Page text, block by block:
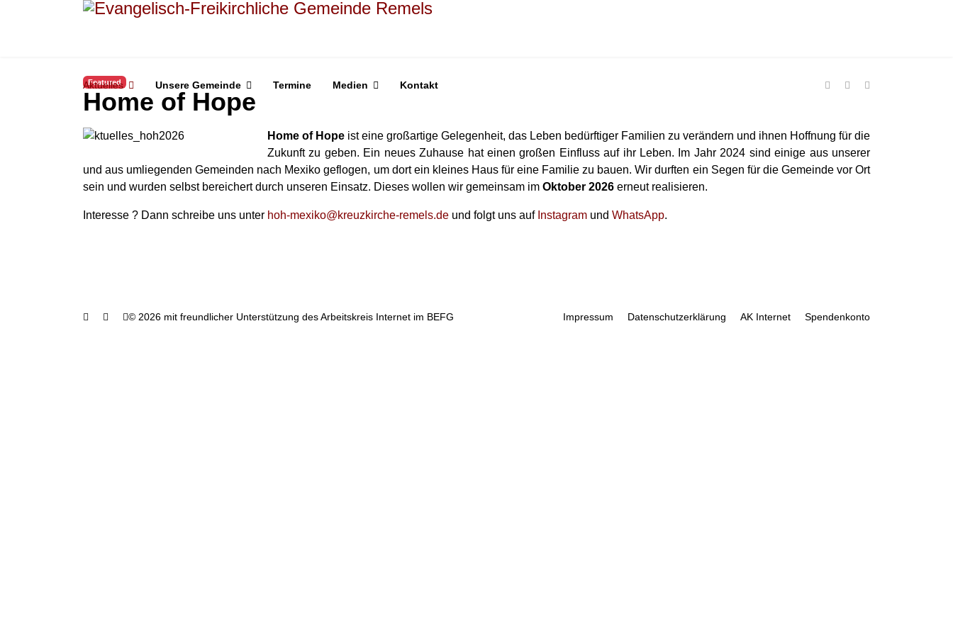
Aktuelles Unsere Gemeinde Termine Medien Kontakt
Featured
Home of Hope
Home of Hope ist eine großartige Gelegenheit, das Leben bedürftiger Familien zu verändern und ihnen Hoffnung für die
Zukunft zu geben. Ein neues Zuhause hat einen großen Einfluss auf ihr Leben.
Im Jahr 2024 sind einige aus unserer
und aus umliegenden Gemeinden nach Mexiko geflogen, um dort ein kleines Haus für eine Familie zu bauen. Wir durften ein Segen für die Gemeinde vor Ort
sein und wurden selbst bereichert durch unseren Einsatz. Dieses wollen wir gemeinsam im Oktober 2026 erneut realisieren.
Interesse ? Dann schreibe uns unter hoh-mexiko@kreuzkirche-remels.de und folgt uns auf Instagram und WhatsApp.
© 2026 mit freundlicher Unterstützung des Arbeitskreis Internet im BEFG Impressum Datenschutzerklärung AK Internet Spendenkonto